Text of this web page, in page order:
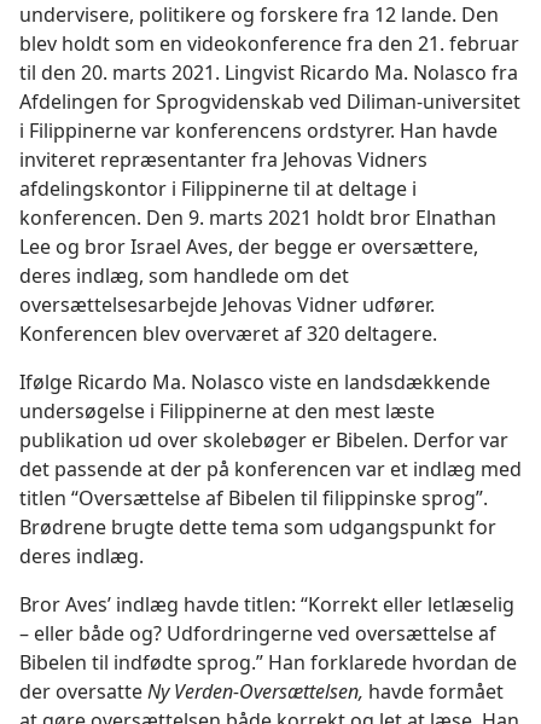
undervisere, politikere og forskere fra 12 lande. Den
blev holdt som en videokonference fra den 21. februar
til den 20. marts 2021. Lingvist Ricardo Ma. Nolasco fra
Afdelingen for Sprogvidenskab ved Diliman-universitet
i Filippinerne var konferencens ordstyrer. Han havde
inviteret repræsentanter fra Jehovas Vidners
afdelingskontor i Filippinerne til at deltage i
konferencen. Den 9. marts 2021 holdt bror Elnathan
Lee og bror Israel Aves, der begge er oversættere,
deres indlæg, som handlede om det
oversættelsesarbejde Jehovas Vidner udfører.
Konferencen blev overværet af 320 deltagere.
Ifølge Ricardo Ma. Nolasco viste en landsdækkende
undersøgelse i Filippinerne at den mest læste
publikation ud over skolebøger er Bibelen. Derfor var
det passende at der på konferencen var et indlæg med
titlen “Oversættelse af Bibelen til filippinske sprog”.
Brødrene brugte dette tema som udgangspunkt for
deres indlæg.
Bror Aves’ indlæg havde titlen: “Korrekt eller letlæselig
– eller både og? Udfordringerne ved oversættelse af
Bibelen til indfødte sprog.” Han forklarede hvordan de
der oversatteNy Verden-Oversættelsen, havde formået